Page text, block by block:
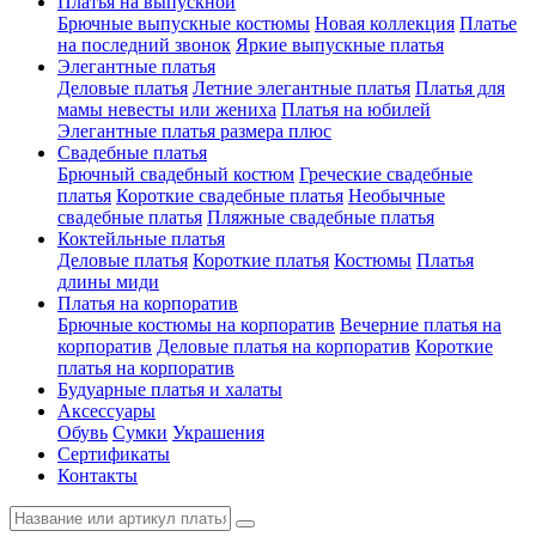
Брючные выпускные костюмы Новая коллекция Платье
на последний звонок Яркие выпускные платья
Элегантные платья
Деловые платья Летние элегантные платья Платья для
мамы невесты или жениха Платья на юбилей
Элегантные платья размера плюс
Свадебные платья
Брючный свадебный костюм Греческие свадебные
платья Короткие свадебные платья Необычные
свадебные платья Пляжные свадебные платья
Коктейльные платья
Деловые платья Короткие платья Костюмы Платья
длины миди
Платья на корпоратив
Брючные костюмы на корпоратив Вечерние платья на
корпоратив Деловые платья на корпоратив Короткие
платья на корпоратив
Будуарные платья и халаты
Аксессуары
Обувь Сумки Украшения
Сертификаты
Контакты